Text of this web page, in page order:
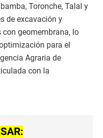
Toronche, Talal y
de excavación y
con geomembrana, lo
para el
Agraria de
con la